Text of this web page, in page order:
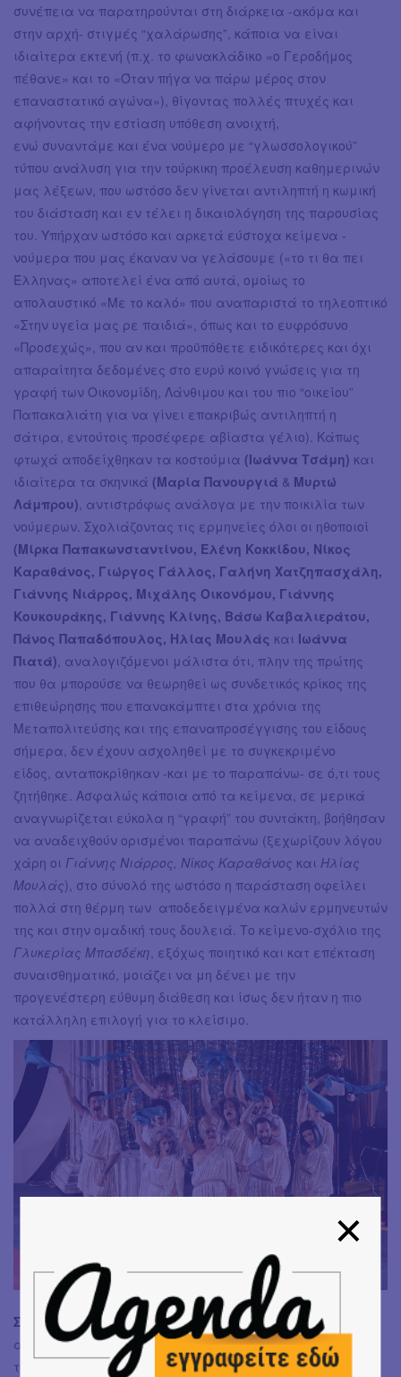
συνέπεια να παρατηρούνται στη διάρκεια -ακόμα και
στην αρχή- στιγμές “χαλάρωσης”, κάποια να είναι
ιδιαίτερα εκτενή (π.χ. το φωνακλάδικο «ο Γεροδήμος
πέθανε» και το «Όταν πήγα να πάρω μέρος στον
επαναστατικό αγώνα»), θίγοντας πολλές πτυχές και
αφήνοντας την εστίαση υπόθεση ανοιχτή,
ενώ συναντάμε και ένα νούμερο με “γλωσσολογικού”
τύπου ανάλυση για την τούρκικη προέλευση καθημερινών
μας λέξεων, που ωστόσο δεν γίνεται αντιληπτή η κωμική
του διάσταση και εν τέλει η δικαιολόγηση της παρουσίας
του. Υπήρχαν ωστόσο και αρκετά εύστοχα κείμενα -
νούμερα που μας έκαναν να γελάσουμε («το τι θα πει
Έλληνας» αποτελεί ένα από αυτά, ομοίως το
απολαυστικό «Με το καλό» που αναπαριστά το τηλεοπτικό
«Στην υγεία μας ρε παιδιά», όπως και το ευφρόσυνο
«Προσεχώς», που αν και προϋπόθετε ειδικότερες και όχι
απαραίτητα δεδομένες στο ευρύ κοινό γνώσεις για τη
γραφή των Οικονομίδη, Λάνθιμου και του πιο “οικείου”
Παπακαλιάτη για να γίνει επακριβώς αντιληπτή η
σάτιρα, εντούτοις προσέφερε αβίαστα γέλιο). Κάπως
φτωχά αποδείχθηκαν τα κοστούμια (Ιωάννα Τσάμη) και
ιδιαίτερα τα σκηνικά (Μαρία Πανουργιά & Μυρτώ
Λάμπρου) , αντιστρόφως ανάλογα με την ποικιλία των
νούμερων. Σχολιάζοντας τις ερμηνείες όλοι οι ηθοποιοί
(Μίρκα Παπακωνσταντίνου, Eλένη Κοκκίδου, Νίκος
Καραθάνος, Γιώργος Γάλλος, Γαλήνη Χατζηπασχάλη,
Γιάννης Νιάρρος, Μιχάλης Οικονόμου, Γιάννης
Κουκουράκης, Γιάννης Κλίνης, Βάσω Καβαλιεράτου,
Πάνος Παπαδόπουλος, Ηλίας Μουλάς και Ιωάννα
Πιατά) , αναλογιζόμενοι μάλιστα ότι, πλην της πρώτης
που θα μπορούσε να θεωρηθεί ως συνδετικός κρίκος της
επιθεώρησης που επανακάμπτει στα χρόνια της
Μεταπολιτεύσης και της επαναπροσέγγισης του είδους
σήμερα, δεν έχουν ασχοληθεί με το συγκεκριμένο
είδος, ανταποκρίθηκαν -και με το παραπάνω- σε ό,τι τους
ζητήθηκε. Ασφαλώς κάποια από τα κείμενα, σε μερικά
αναγνωρίζεται εύκολα η “γραφή” του συντάκτη, βοήθησαν
να αναδειχθούν ορισμένοι παραπάνω (ξεχωρίζουν λόγου
χάρη οι Γιάννης Νιάρρος, Νίκος Καραθάνος και Ηλίας
Μουλάς), στο σύνολό της ωστόσο η παράσταση οφείλει
πολλά στη θέρμη των αποδεδειγμένα καλών ερμηνευτών
της και στην ομαδική τους δουλειά. Το κείμενο-σχόλιο της
Γλυκερίας Μπασδέκη , εξόχως ποιητικό και κατ επέκταση
συναισθηματικό, μοιάζει να μη δένει με την
προγενέστερη εύθυμη διάθεση και ίσως δεν ήταν η πιο
κατάλληλη επιλογή για το κλείσιμο.
Σύνολο:
Δουλειά με καλές, έντιμες προθέσεις,
αποδεικνύει εμπράκτως μια διαφορετική από την
τετριμμένη προσέγγιση του είδους επιθεώρηση, χωρίς να